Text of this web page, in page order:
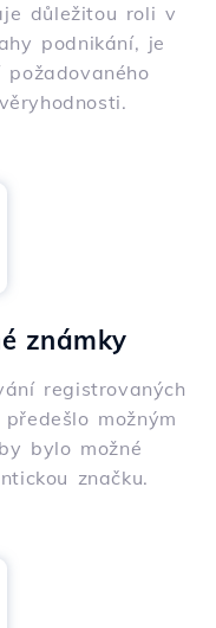
důležitou roli v
podnikání, je
známky
registrovaných
možným
bylo možné
značku.